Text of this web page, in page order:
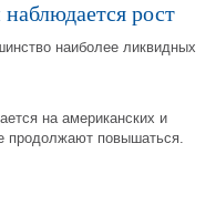
рост
наиболее ликвидных
на американских и
продолжают повышаться.